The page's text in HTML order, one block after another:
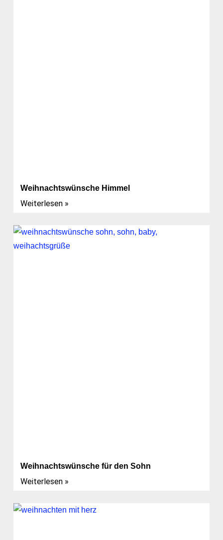
Weihnachtswünsche Himmel
Weiterlesen »
Weihnachtswünsche für den Sohn
Weiterlesen »